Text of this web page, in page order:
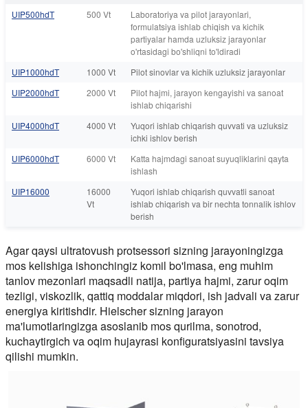
UIP500hdT 500 Vt
Laboratoriya va pilot jarayonlari,
formulatsiya ishlab chiqish va kichik
partiyalar hamda uzluksiz jarayonlar
o'rtasidagi bo'shliqni to'ldiradi
UIP1000hdT
1000 Vt
Pilot sinovlar va kichik uzluksiz jarayonlar
UIP2000hdT
2000 Vt
Pilot hajmi, jarayon kengayishi va sanoat
ishlab chiqarishi
UIP4000hdT
4000 Vt
Yuqori ishlab chiqarish quvvati va uzluksiz
ichki ishlov berish
UIP6000hdT
6000 Vt
Katta hajmdagi sanoat suyuqliklarini qayta
ishlash
UIP16000
16000
Vt
Yuqori ishlab chiqarish quvvatli sanoat
ishlab chiqarish va bir nechta tonnalik ishlov
berish
Agar qaysi ultratovush protsessori sizning jarayoningizga
mos kelishiga ishonchingiz komil bo'lmasa, eng muhim
tanlov mezonlari maqsadli natija, partiya hajmi, zarur oqim
tezligi, viskozlik, qattiq moddalar miqdori, ish jadvali va zarur
energiya kiritishdir. Hielscher sizning jarayon
ma'lumotlaringizga asoslanib mos qurilma, sonotrod,
kuchaytirgich va oqim hujayrasi konfiguratsiyasini tavsiya
qilishi mumkin.